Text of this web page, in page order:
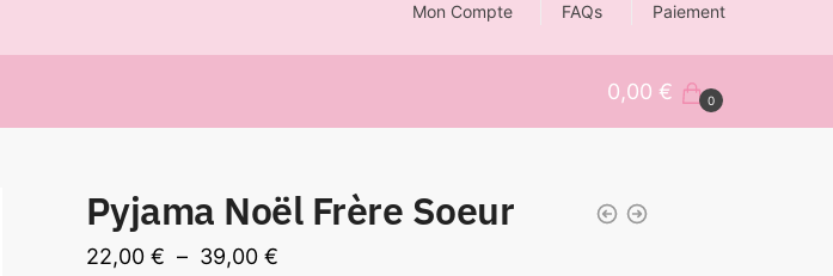
Mon Compte FAQs Paiement
0,00 € 0
Pyjama Noël Frère Soeur
22,00 € – 39,00 €Plage